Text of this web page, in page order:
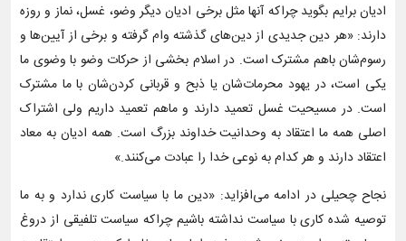
ادیان برایم بگوید چراکه آنها مثل برخی ادیان دیگر وضو، غسل، نماز و روزه
دارند: «هر دین جدیدی از دین‌های گذشته وام گرفته و برخی از آیین‌ها و
رسوم‌شان باهم مشترک است. در اسلام بخشی از حرکات وضو با وضوی ما
یکی است، در یهود محرمات‌شان یا ذبح و قربانی کردن‌شان با ما مشترک
است. در مسیحیت غسل تعمید دارند و ماهم تعمید داریم ولی اشتراک
اصلی همه ما اعتقاد به وحدانیت خداوند بزرگ است. همه ادیان به معاد
اعتقاد دارند و هر کدام به نوعی خدا را عبادت می‌کنند.»
نجاح چحیلی در ادامه می‌افزاید: «دین ما با سیاست کاری ندارد و به ما
توصیه شده کاری با سیاست نداشته باشیم چراکه سیاست تلفیقی از دروغ